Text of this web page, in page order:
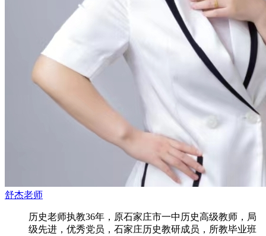
舒杰老师
历史老师执教36年，原石家庄市一中历史高级教师，局
级先进，优秀党员，石家庄历史教研成员，所教毕业班